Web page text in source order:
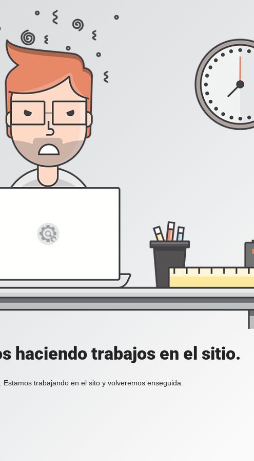
haciendo trabajos en el sitio.
trabajando en el sito y volveremos enseguida.